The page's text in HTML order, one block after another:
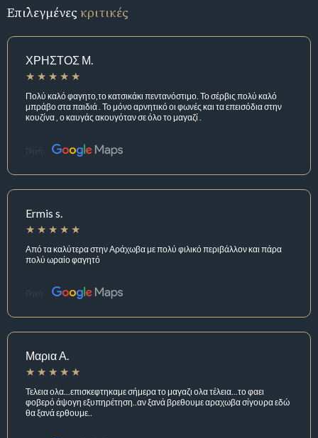
Επιλεγμένεςκριτικές
ΧΡΗΣΤΟΣ Μ.
Πολύ καλό φαγητο,το κατσικάκι πεντανόστιμο. Το σέρβις πολύ καλό
μπράβο στα παιδιά . Το μόνο αρνητικό οι φωνές και τα επεισόδια στην
κουζίνα , ο καυγάς ακουγόταν σε όλο το μαγαζί .
Πηγή:
Ermis s.
Από τα καλύτερα στην Αράχωβα με πολύ φιλικό περιβάλλον και πάρα
πολύ ωραίο φαγητό
Πηγή:
Μαρια Α.
Τελεια ολα...επισκεφτηκαμε σήμερα το μαγαζι ολα τέλεια...το φαει
φοβερό άψογη εξυπηρέτηση..αν ξανά βρεθουμε αραχωβα σίγουρα εδώ
θα ξανά ερθουμε..